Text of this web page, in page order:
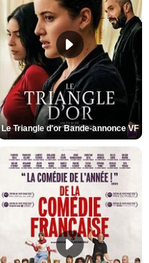
Le Triangle d'or Bande-annonce VF